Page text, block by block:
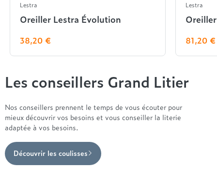
Lestra
Oreiller Lestra Évolution
38,20 €
Lestra
81,20 €
Les conseillers Grand Litier
Nos conseillers prennent le temps de vous écouter pour
mieux découvrir vos besoins et vous conseiller la literie
adaptée à vos besoins.
Découvrir les coulisses